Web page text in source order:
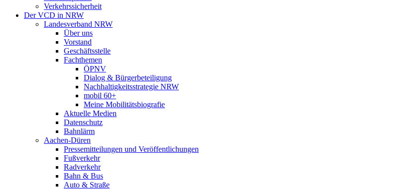
Verkehrssicherheit
Der VCD in NRW
Landesverband NRW
Über uns
Vorstand
Geschäftsstelle
Fachthemen
ÖPNV
Dialog & Bürgerbeteiligung
Nachhaltigkeitsstrategie NRW
mobil 60+
Meine Mobilitätsbiografie
Aktuelle Medien
Datenschutz
Bahnlärm
Aachen-Düren
Pressemitteilungen und Veröffentlichungen
Fußverkehr
Radverkehr
Bahn & Bus
Auto & Straße